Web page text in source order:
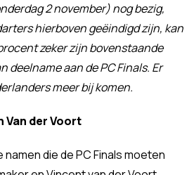
2 november) nog bezig,
hierboven geëindigd zijn, kan
zeker zijn bovenstaande
deelname aan de PC Finals. Er
meer bij komen.
Van der Voort
die de PC Finals moeten